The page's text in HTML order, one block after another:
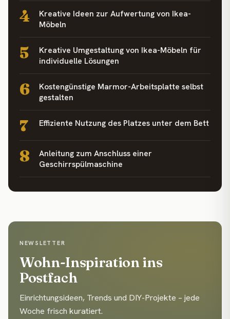
4
Kreative Ideen zur Aufwertung von Ikea-
Möbeln
5
Kreative Umgestaltung von Ikea-Möbeln für
individuelle Lösungen
6
Kostengünstige Marmor-Arbeitsplatte selbst
gestalten
7 Effiziente Nutzung des Platzes unter dem Bett
8
Anleitung zum Anschluss einer
Geschirrspülmaschine
NEWSLETTER
Wohn-Inspiration ins
Postfach
Einrichtungsideen, Trends und DIY-Projekte – jede
Woche frisch kuratiert.